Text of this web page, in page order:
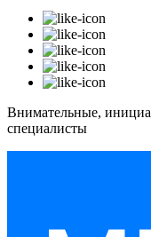
Внимательные,
специалисты